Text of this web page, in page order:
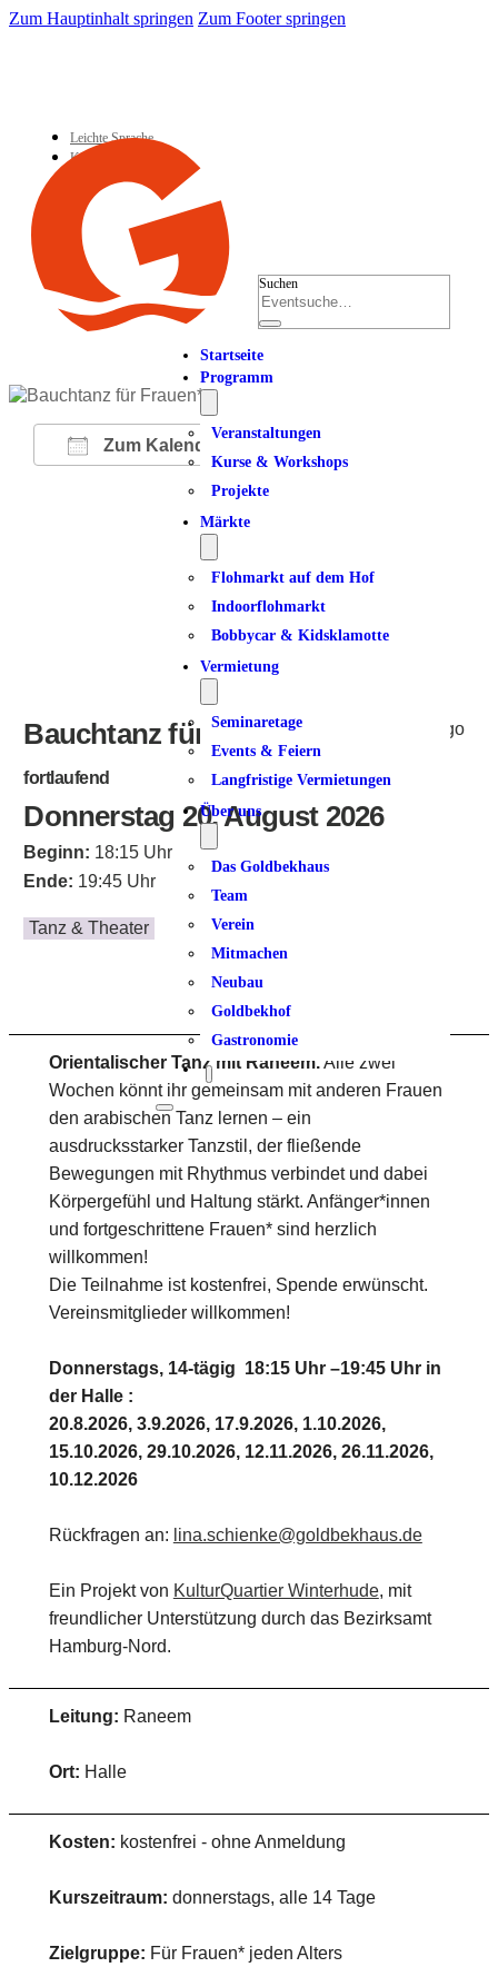
Zum Hauptinhalt springen Zum Footer springen
Leichte Sprache
Kontakt
Suchen
Startseite
Programm
Veranstaltungen
Kurse & Workshops
Projekte
Märkte
Flohmarkt auf dem Hof
Indoorflohmarkt
Bobbycar & Kidsklamotte
Vermietung
Seminaretage
Events & Feiern
Langfristige Vermietungen
Über uns
Das Goldbekhaus
Team
Verein
Mitmachen
Neubau
Goldbekhof
Gastronomie
Zum Kalender hinzufügen
ICS herunterladen
Google Kalender
iCalendarOffice 365
Bauchtanz für Frauen*
fortlaufend
Donnerstag 20. August 2026
Beginn: 18:15 Uhr
Ende: 19:45 Uhr
Tanz & Theater
Orientalischer Tanz mit Raneem.Alle zwei
Wochen könnt ihr gemeinsam mit anderen Frauen
den arabischen Tanz lernen – ein
ausdrucksstarker Tanzstil, der fließende
Bewegungen mit Rhythmus verbindet und dabei
Körpergefühl und Haltung stärkt. Anfänger*innen
und fortgeschrittene Frauen* sind herzlich
willkommen!
Die Teilnahme ist kostenfrei, Spende erwünscht.
Vereinsmitglieder willkommen!
Donnerstags, 14-tägig 18:15 Uhr –19:45 Uhr in
der Halle :
20.8.2026, 3.9.2026, 17.9.2026, 1.10.2026,
15.10.2026, 29.10.2026, 12.11.2026, 26.11.2026,
10.12.2026
Rückfragen an: lina.schienke@goldbekhaus.de
Ein Projekt von KulturQuartier Winterhude, mit
freundlicher Unterstützung durch das Bezirksamt
Hamburg-Nord.
Leitung: Raneem
Ort: Halle
Kosten: kostenfrei - ohne Anmeldung
Kurszeitraum: donnerstags, alle 14 Tage
Zielgruppe: Für Frauen* jeden Alters